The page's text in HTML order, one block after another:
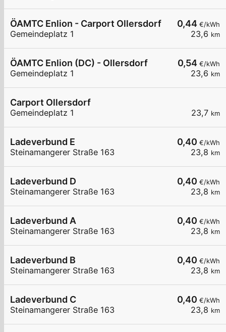
0,44 €/kWh
23,6 km
ÖAMTC Enlion - Carport Ollersdorf
Gemeindeplatz 1
0,54 €/kWh
23,6 km
ÖAMTC Enlion (DC) - Ollersdorf
Gemeindeplatz 1
23,7 km
Carport Ollersdorf
Gemeindeplatz 1
0,40 €/kWh
23,8 km
Ladeverbund E
Steinamangerer Straße 163
0,40 €/kWh
23,8 km
Ladeverbund D
Steinamangerer Straße 163
0,40 €/kWh
23,8 km
Ladeverbund A
Steinamangerer Straße 163
0,40 €/kWh
23,8 km
Ladeverbund B
Steinamangerer Straße 163
0,40 €/kWh
23,8 km
Ladeverbund C
Steinamangerer Straße 163